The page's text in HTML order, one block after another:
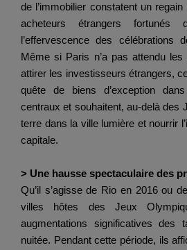
de l’immobilier constatent un regain
acheteurs étrangers fortunés
l’effervescence des célébrations
Même si Paris n’a pas attendu
attirer les investisseurs étrangers,
quête de biens d’exception
centraux et souhaitent, au-delà des
terre dans la ville lumière et nourrir
capitale.
> Une hausse spectaculaire des
Qu’il s’agisse de Rio en 2016 ou
villes hôtes des Jeux
augmentations significatives
nuitée. Pendant cette période, ils